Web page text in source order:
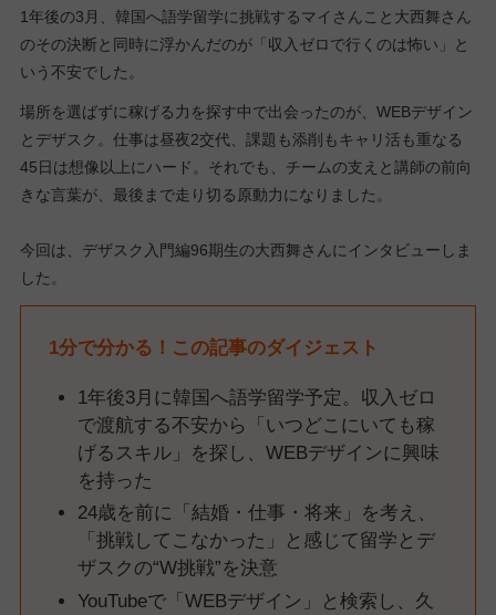
1年後の3月、韓国へ語学留学に挑戦するマイさんこと大西舞さん
のその決断と同時に浮かんだのが「収入ゼロで行くのは怖い」と
いう不安でした。
場所を選ばずに稼げる力を探す中で出会ったのが、WEBデザイン
とデザスク。仕事は昼夜2交代、課題も添削もキャリ活も重なる
45日は想像以上にハード。それでも、チームの支えと講師の前向
きな言葉が、最後まで走り切る原動力になりました。
今回は、デザスク入門編96期生の大西舞さんにインタビューしま
した。
1分で分かる！この記事のダイジェスト
1年後3月に韓国へ語学留学予定。収入ゼロ
で渡航する不安から「いつどこにいても稼
げるスキル」を探し、WEBデザインに興味
を持った
24歳を前に「結婚・仕事・将来」を考え、
「挑戦してこなかった」と感じて留学とデ
ザスクの“W挑戦”を決意
YouTubeで「WEBデザイン」と検索し、久